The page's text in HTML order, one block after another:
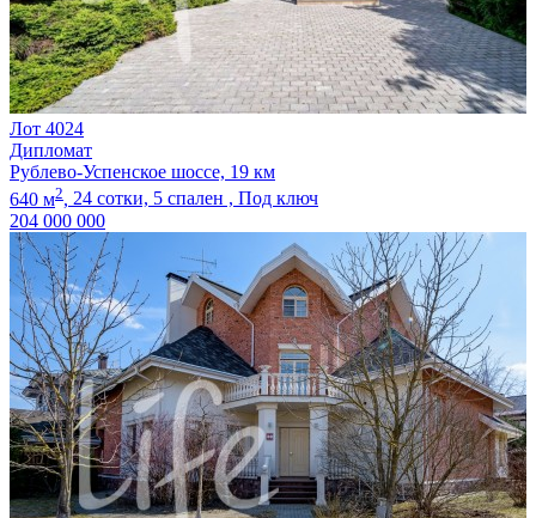
Лот 4024
Дипломат
Рублево-Успенское шоссе, 19 км
640 м2, 24 сотки, 5 спален , Под ключ
204 000 000